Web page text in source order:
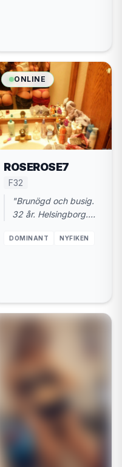
ONLINE
ROSEROSE7
F32
"Brunögd och busig.
32 år. Helsingborg.
dominerad."
DOMINANT NYFIKEN